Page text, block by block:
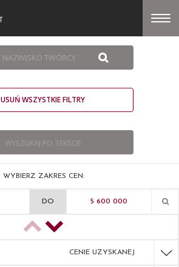
USUŃ WSZYSTKIE FILTRY
WYBIERZ ZAKRES CEN:
DO
CENIE UZYSKANEJ